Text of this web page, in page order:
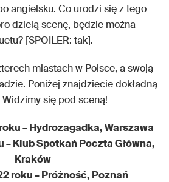
angielsku. Co urodzi się z tego
dzielą scenę, będzie można
[SPOILER: tak].
miastach w Polsce, a swoją
Poniżej znajdziecie dokładną
się pod sceną!
– Hydrozagadka, Warszawa
– Klub Spotkań Poczta Główna,
Kraków
roku – Próżność, Poznań